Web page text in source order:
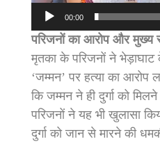
00:00
परिजनों का आरोप और मुख्य
मृतका के परिजनों ने भेड़ाघाट
‘जम्मन’ पर हत्या का आरोप
कि जम्मन ने ही दुर्गा को
परिजनों ने यह भी खुलासा
दुर्गा को जान से मारने की